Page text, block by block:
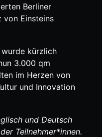
Berliner
von Einsteins
kürzlich
3.000 qm
im Herzen von
und Innovation
und Deutsch
Teilnehmer*innen.